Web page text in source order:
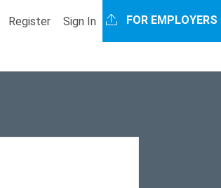
Register Sign In FOR EMPLOYERS